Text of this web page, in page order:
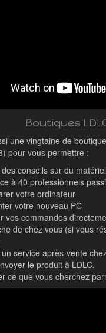
Boutiques
une vingtaine de
pour vous permettre :
conseils sur du
à 40 professionnels
votre ordinateur
votre nouveau PC
vos commandes
de chez vous (si vous
service après-vente
le produit à LDLC.
ce que vous cherchez